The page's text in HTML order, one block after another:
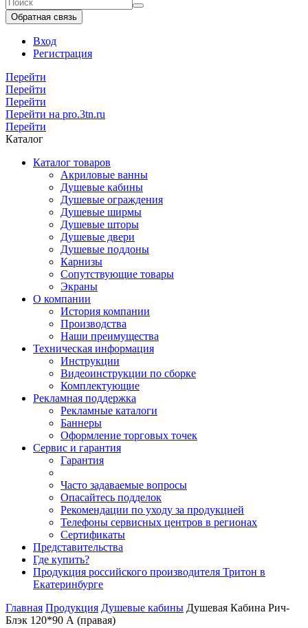
Обратная связь
Вход
Регистрация
Перейти
Перейти
Перейти
Перейти на pro.3tn.ru
Перейти
Каталог
Каталог товаров
Акриловые ванны
Душевые кабины
Душевые ограждения
Душевые ширмы
Душевые шторы
Душевые двери
Душевые поддоны
Карнизы
Сопутствующие товары
Экраны
О компании
История компании
Производства
Наши преимущества
Техническая информация
Инструкции
Видеоинструкции по сборке
Комплектующие
Рекламная поддержка
Рекламные каталоги
Баннеры
Оформление торговых точек
Сервис и гарантия
Гарантия
Часто задаваемые вопросы
Опасайтесь подделок
Рекомендации по уходу за продукцией
Телефоны сервисных центров в регионах
Сертификаты
Представительства
Где купить?
Продукция российского производителя Тритон в
Екатеринбурге
Главная Продукция Душевые кабины Душевая Кабина Рич-
Блэк 120*90 А (правая)